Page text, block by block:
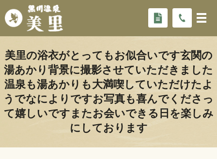
美里の浴衣がとってもお似合いです玄関の
湯あかり背景に撮影させていただきました️
温泉も湯あかりも大満喫していただけたよ
うでなによりですお写真も喜んでくださっ
て嬉しいです️またお会いできる日を楽しみ
にしております